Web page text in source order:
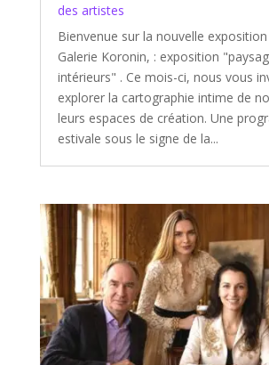
des artistes
Bienvenue sur la nouvelle
Galerie Koronin, : exposition
intérieurs" . Ce mois-ci, nous vous
explorer la cartographie intime de
leurs espaces de création. Une
estivale sous le signe de la...